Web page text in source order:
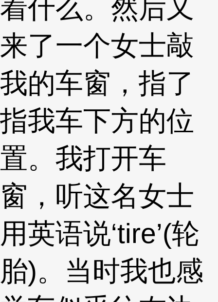
着什么。然后又
来了一个女士敲
我的车窗，指了
指我车下方的位
置。我打开车
窗，听这名女士
用英语说‘tire’(轮
胎)。当时我也感